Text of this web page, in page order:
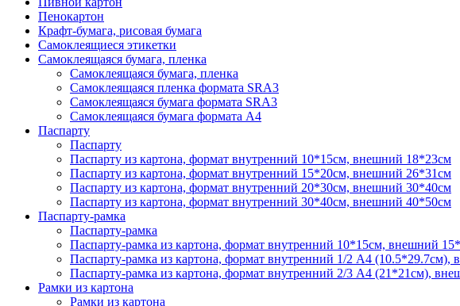
Пенокартон
Крафт-бумага, рисовая бумага
Самоклеящиеся этикетки
Самоклеящаяся бумага, пленка
Самоклеящаяся бумага, пленка
Самоклеящаяся пленка формата SRА3
Самоклеящаяся бумага формата SRА3
Самоклеящаяся бумага формата А4
Паспарту
Паспарту
Паспарту из картона, формат внутренний 10*15см, внешний 18*23см
Паспарту из картона, формат внутренний 15*20см, внешний 26*31см
Паспарту из картона, формат внутренний 20*30см, внешний 30*40см
Паспарту из картона, формат внутренний 30*40см, внешний 40*50см
Паспарту-рамка
Паспарту-рамка
Паспарту-рамка из картона, формат внутренний 10*15см, внешний
Паспарту-рамка из картона, формат внутренний 1/2 А4 (10.5*29.7см),
Паспарту-рамка из картона, формат внутренний 2/3 А4 (21*21см),
Рамки из картона
Рамки из картона